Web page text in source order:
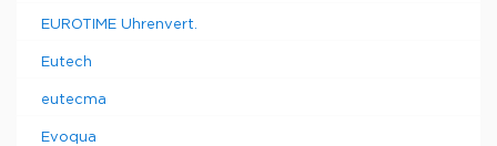
EUROTIME Uhrenvert.
Eutech
eutecma
Evoqua